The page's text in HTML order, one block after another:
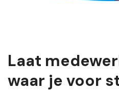
Laat
waar je voor